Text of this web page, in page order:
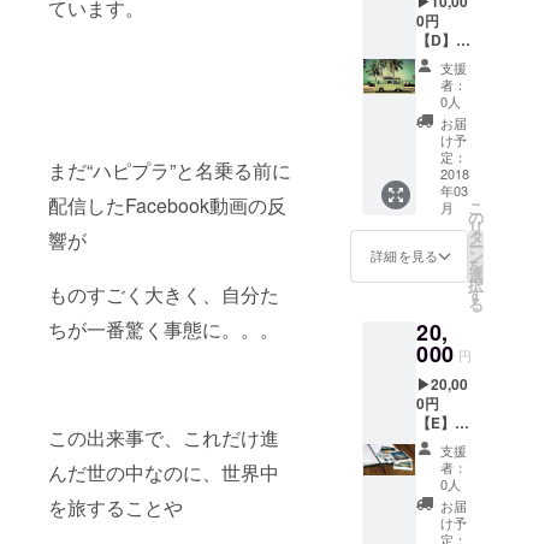
ています。
まだ“ハピプラ”と名乗る前に
配信したFacebook動画の反
響が
ものすごく大きく、自分た
ちが一番驚く事態に。。。
この出来事で、これだけ進
んだ世の中なのに、世界中
を旅することや
と ハピ
プラマ
インド
を１枚
のポス
トカー
ドに納
めて貴
方へお
届けい
たしま
す ※発
送方
にてお
届けい
たしま
す
0円
【D】ハ
ピプラ
旅オリ
ジナル
ポスト
カード
（10
枚） ＋
ハピプ
ラ旅オ
リジナ
ルス
テッ
カー ハ
旅で私
たちが
撮影し
た写真
と ハピ
プラマ
インド
を１枚
のポス
トカー
ドに納
支援
者：
0人
お届
け予
定：
2018
年03
月
詳細を見る
こ
の
リ
タ
ー
ン
を
選
択
す
る
20,
000 円
▶︎20,00
0円
【E】ハ
ピプラ
旅オリ
ジナル
ポスト
カード
（３
支援
者：
0人
お届
け予
定：